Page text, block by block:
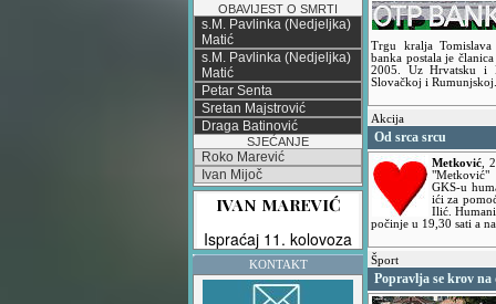
OBAVIJEST O SMRTI
s.M. Pavlinka (Nedjeljka)
Matić
s.M. Pavlinka (Nedjeljka)
Matić
Petar Senta
Sretan Majstrović
Draga Batinović
SJEĆANJE
Roko Marević
Ivan Mijoč
KONTAKT
Trgu kralja
banka postala je
2005. Uz Hrvatsku i
Slovačkoj i Rumunjskoj.
Akcija
Od srca srcu
Metković
GKS-u
ići za
Ilić.
počinje u 19,30 sati a
Šport
Popravlja se krov na